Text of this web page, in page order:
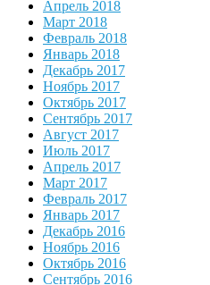
Апрель 2018
Март 2018
Февраль 2018
Январь 2018
Декабрь 2017
Ноябрь 2017
Октябрь 2017
Сентябрь 2017
Август 2017
Июль 2017
Апрель 2017
Март 2017
Февраль 2017
Январь 2017
Декабрь 2016
Ноябрь 2016
Октябрь 2016
Сентябрь 2016